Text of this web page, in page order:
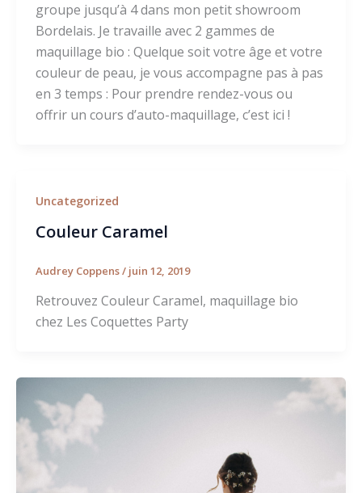
groupe jusqu’à 4 dans mon petit showroom
Bordelais. Je travaille avec 2 gammes de
maquillage bio : Quelque soit votre âge et votre
couleur de peau, je vous accompagne pas à pas
en 3 temps : Pour prendre rendez-vous ou
offrir un cours d’auto-maquillage, c’est ici !
Uncategorized
Couleur Caramel
Audrey Coppens/ juin 12, 2019
Retrouvez Couleur Caramel, maquillage bio
chez Les Coquettes Party